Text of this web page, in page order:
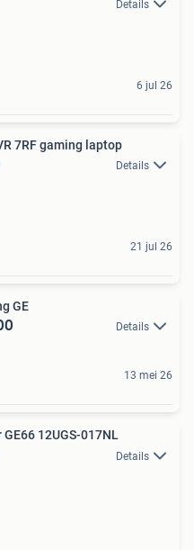
Details
6 jul 26
7RF gaming laptop
Details
21 jul 26
GE
Details
13 mei 26
GE66 12UGS-017NL
Details